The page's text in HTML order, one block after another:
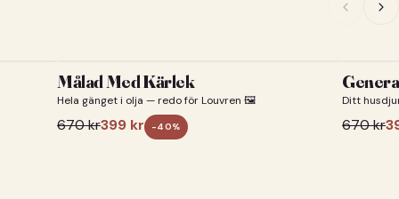
Målad Med Kärlek
Hela gänget i olja — redo för Louvren 🖼️
670kr399 kr -40%
Ditt
670kr